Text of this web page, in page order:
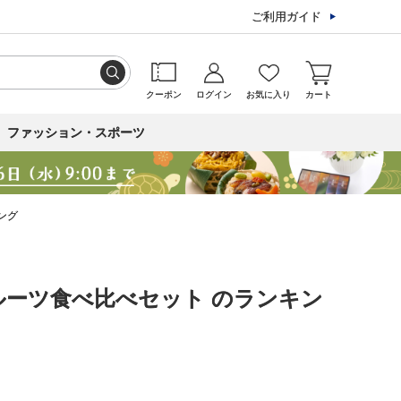
ご利用ガイド
クーポン ログイン お気に入り カート
ファッション・スポーツ
グ
ツ食べ比べセット のランキン